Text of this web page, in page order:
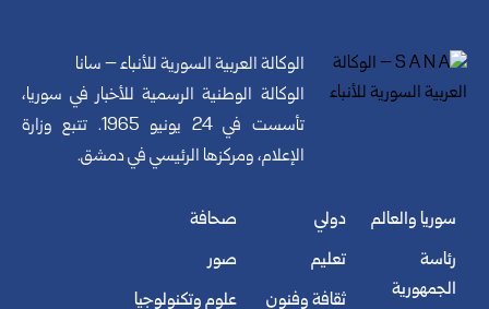
الوكالة العربية السورية للأنباء – سانا
الوكالة الوطنية الرسمية للأخبار في سوريا،
تأسست في 24 يونيو 1965. تتبع وزارة
الإعلام، ومركزها الرئيسي في دمشق.
سوريا والعالم
رئاسة
الجمهورية
دولي
تعليم
ثقافة وفنون
صحافة
صور
علوم وتكنولوجيا